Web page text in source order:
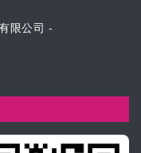
限公司 -